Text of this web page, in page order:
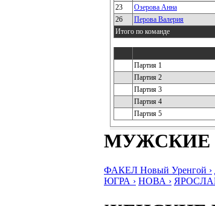
23 Озерова Анна
26 Перова Валерия
Итого по команде
Партия 1
Партия 2
Партия 3
Партия 4
Партия 5
МУЖСКИЕ
ФАКЕЛ Новый Уренгой ›
ЮГРА › НОВА ›